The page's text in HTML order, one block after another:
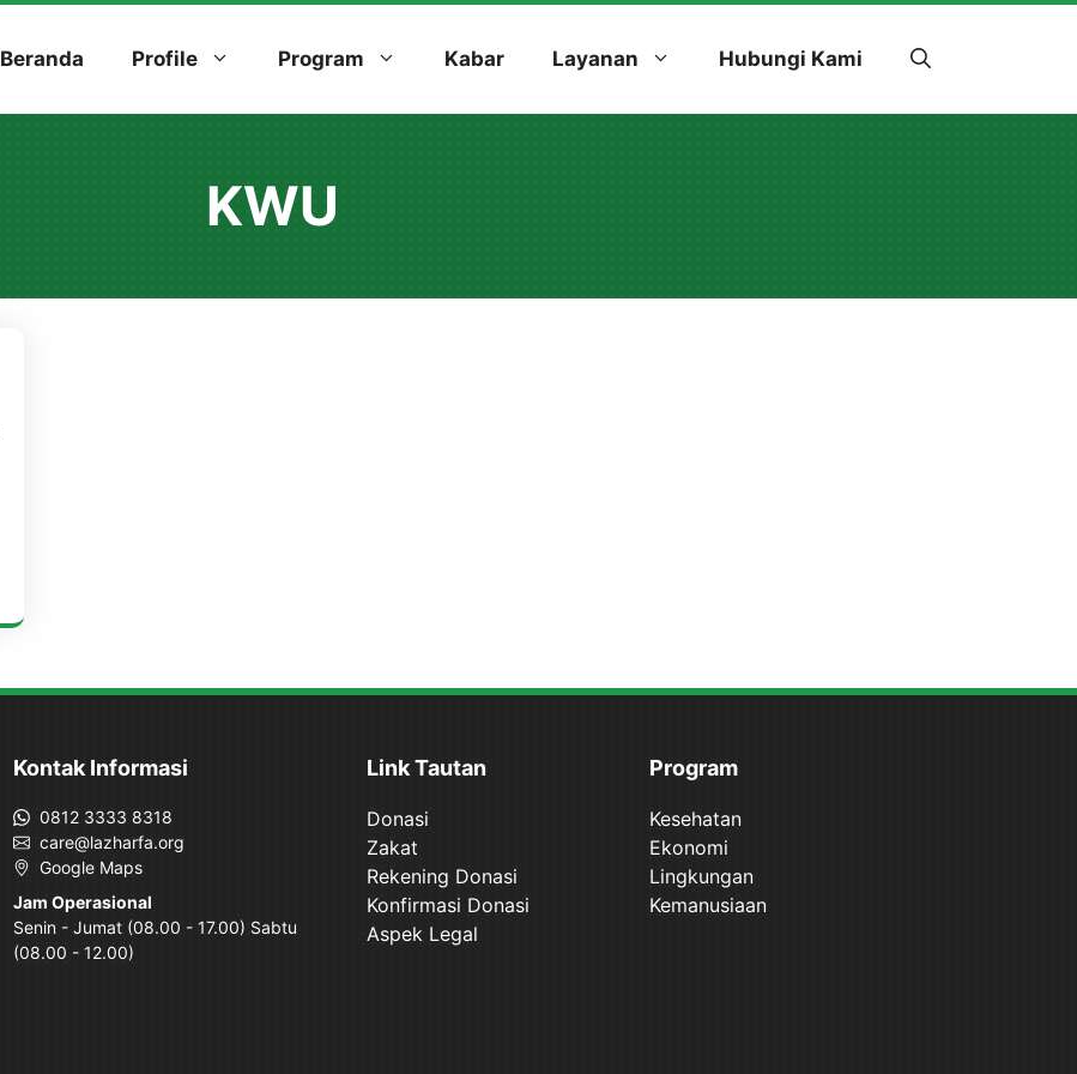
Beranda Profile Program Kabar Layanan Hubungi Kami
KWU
Kontak Informasi
0812 3333 8318
care@lazharfa.org
Google Maps
Jam Operasional
Senin - Jumat (08.00 - 17.00) Sabtu
(08.00 - 12.00)
Link Tautan
Donasi
Zakat
Rekening Donasi
Konfirmasi Donasi
Aspek Legal
Program
Kesehatan
Ekonomi
Lingkungan
Kemanusiaan